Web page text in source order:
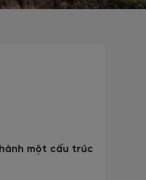
một cấu trúc